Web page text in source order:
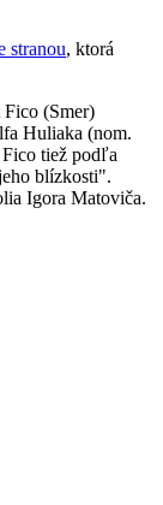
stranou, ktorá
Fico (Smer)
Huliaka (nom.
Fico tiež podľa
blízkosti".
Igora Matoviča.